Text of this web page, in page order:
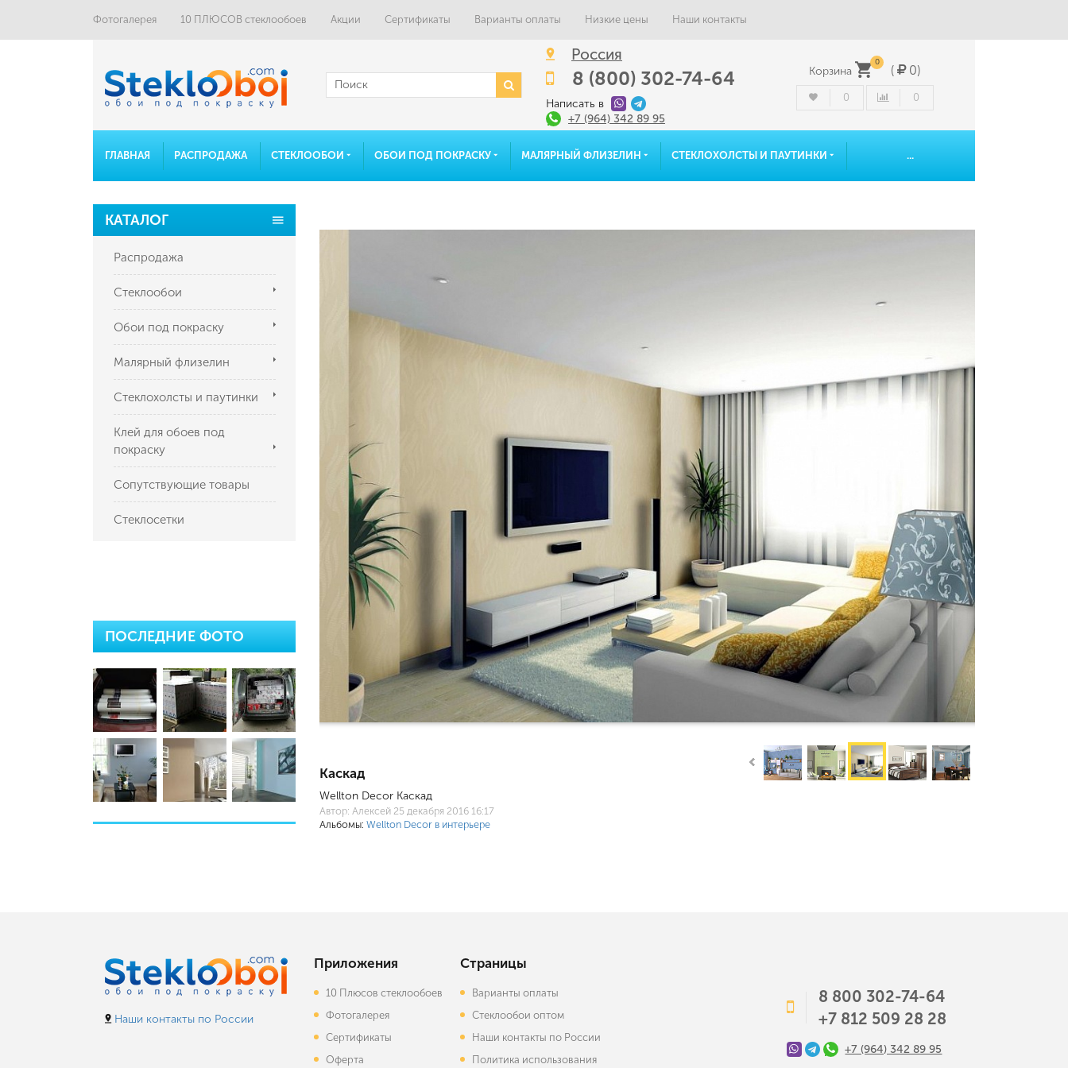
Фотогалерея 10 ПЛЮСОВ стеклообоев Акции Сертификаты Варианты оплаты Низкие цены Наши контакты
Россия
8 (800) 302-74-64
Написать в
+7 (964) 342 89 95
Корзина
0
( 0)
0 0
ГЛАВНАЯ РАСПРОДАЖА СТЕКЛООБОИ ОБОИ ПОД ПОКРАСКУ МАЛЯРНЫЙ ФЛИЗЕЛИН СТЕКЛОХОЛСТЫ И ПАУТИНКИ ...
КАТАЛОГ
Распродажа
Стеклообои
Обои под покраску
Малярный флизелин
Стеклохолсты и паутинки
Клей для обоев под
покраску
Сопутствующие товары
Стеклосетки
ПОСЛЕДНИЕ ФОТО
Каскад
Wellton Decor Каскад
Автор: Алексей 25 декабря 2016 16:17
Альбомы: Wellton Decor в интерьере
Наши контакты по России
Приложения
10 Плюсов стеклообоев
Фотогалерея
Сертификаты
Оферта
Страницы
Варианты оплаты
Стеклообои оптом
Наши контакты по России
Политика использования
8 800 302-74-64
+7 812 509 28 28
+7 (964) 342 89 95